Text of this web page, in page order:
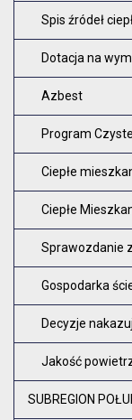
Spis źródeł
Dotacja na
Azbest
Program
Ciepłe
Ciepłe
Sprawozdanie
Gospodarka
Decyzje
Jakość
SUBREGION